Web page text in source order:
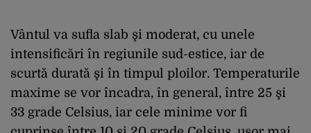
Vântul va sufla slab şi moderat, cu unele
intensificări în regiunile sud-estice, iar de
scurtă durată şi în timpul ploilor. Temperaturile
maxime se vor încadra, în general, între 25 şi
33 grade Celsius, iar cele minime vor fi